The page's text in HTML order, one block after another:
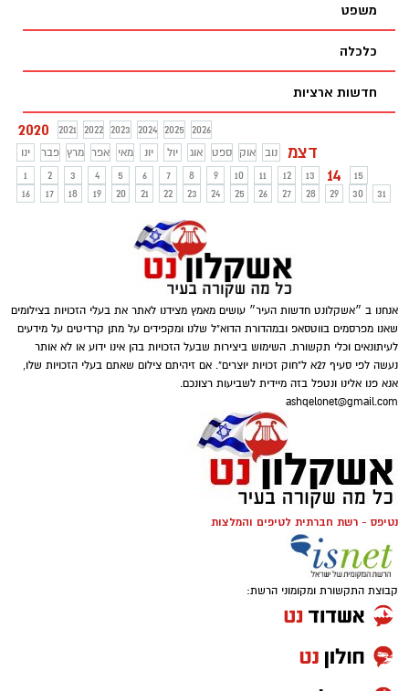
משפט
כלכלה
חדשות ארציות
2020 2021 2022 2023 2024 2025
2026
ינו
פבר מרץ אפר מאי יונ יול אוג ספט אוק נוב דצמ
1 2 3 4 5 6 7 8 9 10 11 12 13 14
15
16
17 18 19 20 21 22 23 24 25 26 27 28 29 30 31
אנחנו ב ״אשקלונט חדשות העיר״ עושים מאמץ מצידנו לאתר את בעלי הזכויות בצילומים
שאנו מפרסמים בווטסאפ ובמהדורת הדוא"ל שלנו ומקפידים על מתן קרדיטים על מידעים
לעיתונאים וכלי תקשורת. השימוש ביצירות שבעל הזכויות בהן אינו ידוע או לא אותר
נעשה לפי סעיף 27א ל"חוק זכויות יוצרים". אם זיהיתם צילום שאתם בעלי הזכויות שלו,
אנא פנו אלינו ונטפל בזה מיידית לשביעות רצונכם.
ashqelonet@gmail.com
נטיפס - רשת חברתית לטיפים והמלצות
קבוצת התקשורת ומקומוני הרשת: